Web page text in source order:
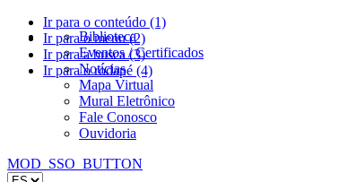
Ir para o conteúdo (1)
Ir para o menu (2)
Ir para a busca (3)
Ir para o rodapé (4)
Biblioteca
Eventos / Certificados
Notícias
Mapa Virtual
Mural Eletrônico
Fale Conosco
Ouvidoria
MOD_SSO_BUTTON